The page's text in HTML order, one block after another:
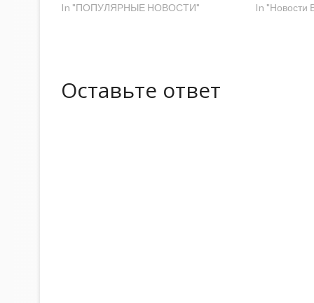
In "ПОПУЛЯРНЫЕ НОВОСТИ"
In "Новости
Оставьте ответ